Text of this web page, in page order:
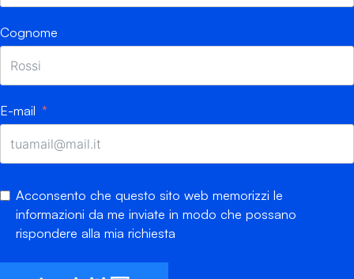
Cognome
E-mail
Acconsento che questo sito web memorizzi le
informazioni da me inviate in modo che possano
rispondere alla mia richiesta